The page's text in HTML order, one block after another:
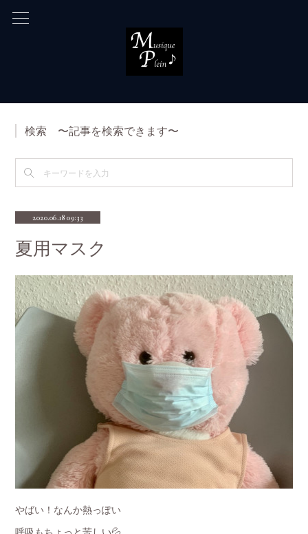
検索 〜記事を検索できます〜
2020.06.18 09:33
夏用マスク
やばい！なんか熱っぽい